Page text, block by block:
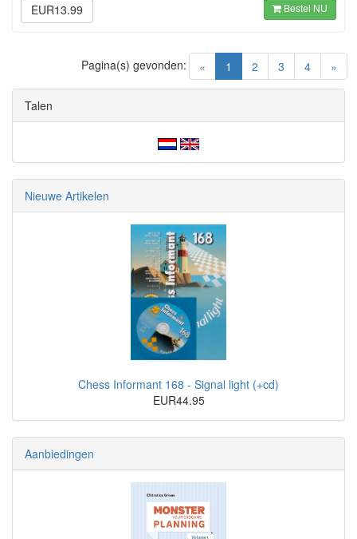
EUR13.99
Bestel NU
« 1 (current)
2 3 4 »
Pagina(s) gevonden:
Talen
Nieuwe Artikelen
Chess Informant 168 - Signal light (+cd)
EUR44.95
Aanbiedingen